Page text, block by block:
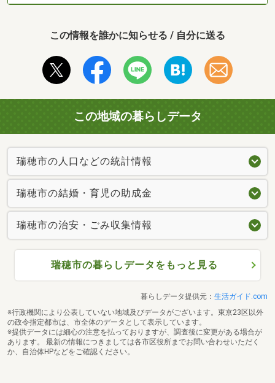
この情報を誰かに知らせる / 自分に送る
この地域の暮らしデータ
瑞穂市の人口などの統計情報
瑞穂市の結婚・育児の助成金
瑞穂市の治安・ごみ収集情報
瑞穂市の暮らしデータをもっと見る
暮らしデータ提供元： 生活ガイド.com
※行政機関により公表していない地域及びデータがございます。東京23区以外
の政令指定都市は、市全体のデータとして表示しています。
※提供データには細心の注意を払っておりますが、調査後に変更がある場合が
あります。 最新の情報につきましては各市区役所までお問い合わせいただく
か、自治体HPなどをご確認ください。